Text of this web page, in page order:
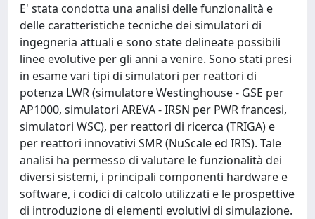
E' stata condotta una analisi delle funzionalità e
delle caratteristiche tecniche dei simulatori di
ingegneria attuali e sono state delineate possibili
linee evolutive per gli anni a venire. Sono stati presi
in esame vari tipi di simulatori per reattori di
potenza LWR (simulatore Westinghouse - GSE per
AP1000, simulatori AREVA - IRSN per PWR francesi,
simulatori WSC), per reattori di ricerca (TRIGA) e
per reattori innovativi SMR (NuScale ed IRIS). Tale
analisi ha permesso di valutare le funzionalità dei
diversi sistemi, i principali componenti hardware e
software, i codici di calcolo utilizzati e le prospettive
di introduzione di elementi evolutivi di simulazione.